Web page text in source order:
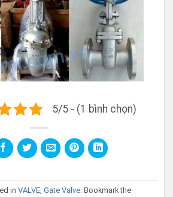
5/5 - (1 bình chọn)
inVALVE,Gate Valve. Bookmark the